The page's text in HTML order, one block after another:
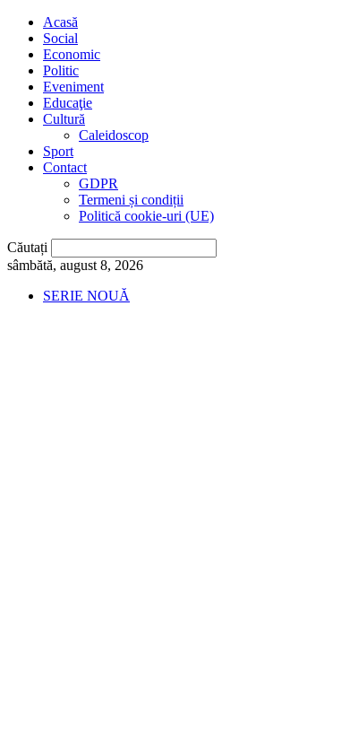
Acasă
Social
Economic
Politic
Eveniment
Educaţie
Cultură
Caleidoscop
Sport
Contact
GDPR
Termeni și condiții
Politică cookie-uri (UE)
Căutați
sâmbătă, august 8, 2026
SERIE NOUĂ